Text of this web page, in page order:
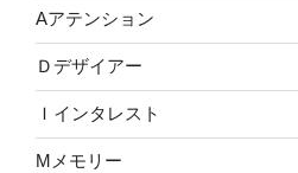
ン
Aアテンション
Ｄデザイアー
Ｉインタレスト
Mメモリー